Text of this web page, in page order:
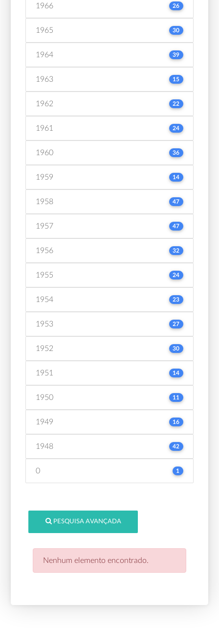
1966 26
1965 30
1964 39
1963 15
1962 22
1961 24
1960 36
1959 14
1958 47
1957 47
1956 32
1955 24
1954 23
1953 27
1952 30
1951 14
1950 11
1949 16
1948 42
0 1
PESQUISA AVANÇADA
Nenhum elemento encontrado.